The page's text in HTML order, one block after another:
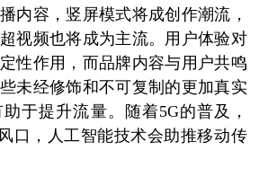
容，竖屏模式将成创作潮流，
视频也将成为主流。用户体验对
性作用，而品牌内容与用户共鸣
未经修饰和不可复制的更加真实
于提升流量。随着5G的普及，
口，人工智能技术会助推移动传